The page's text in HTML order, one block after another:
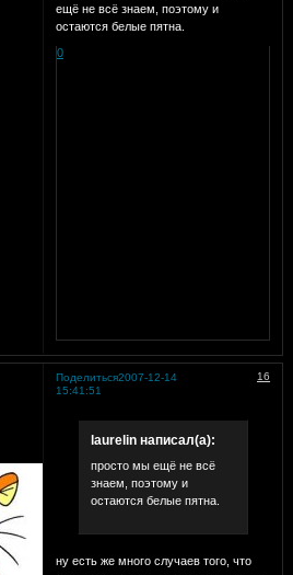
ещё не всё знаем, поэтому и
остаются белые пятна.
0
Поделиться 16
2007-12-14
15:41:51
laurelin написал(а):
просто мы ещё не всё
знаем, поэтому и
остаются белые пятна.
ну есть же много случаев того, что